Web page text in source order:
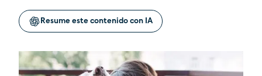
Resume este contenido con IA